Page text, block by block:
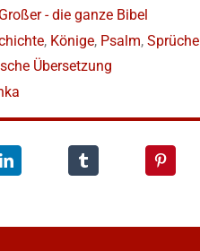
- die ganze Bibel
, Könige, Psalm, Sprüche
Übersetzung